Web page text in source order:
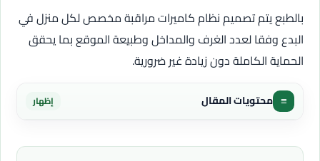
بالطبع يتم تصميم نظام كاميرات مراقبة مخصص لكل منزل في
البدع وفقا لعدد الغرف والمداخل وطبيعة الموقع بما يحقق
الحماية الكاملة دون زيادة غير ضرورية.
≡ محتويات المقال إظهار